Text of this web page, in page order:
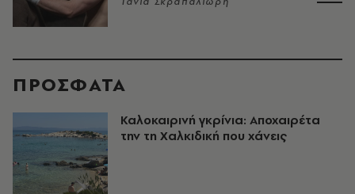
ΠΡΟΣΦΑΤΑ
Καλοκαιρινή γκρίνια: Αποχαιρέτα
την τη Χαλκιδική που χάνεις